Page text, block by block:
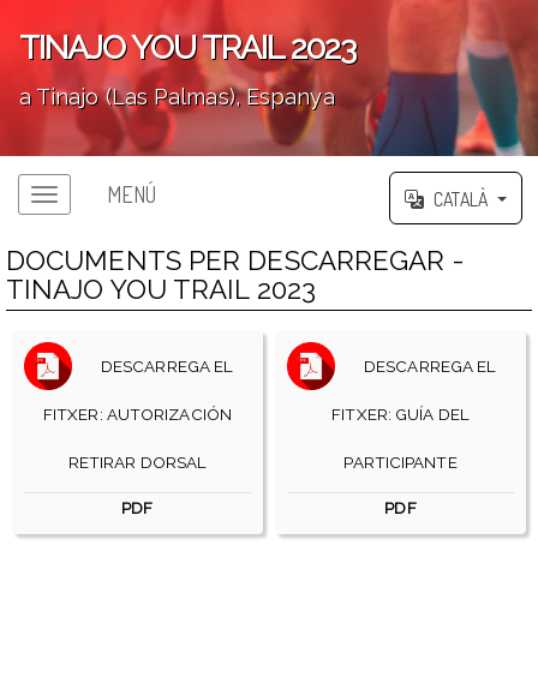
TINAJO YOU TRAIL 2023
a Tinajo (Las Palmas), Espanya
MENÚ CATALÀ
DOCUMENTS PER DESCARREGAR -
TINAJO YOU TRAIL 2023
DESCARREGA EL
FITXER: AUTORIZACIÓN
RETIRAR DORSAL
PDF
DESCARREGA EL
FITXER: GUÍA DEL
PARTICIPANTE
PDF